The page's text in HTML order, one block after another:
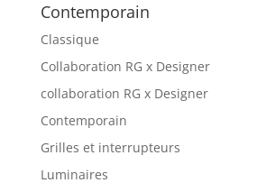
Contemporain
Classique
Collaboration RG x Designer
collaboration RG x Designer
Contemporain
Grilles et interrupteurs
Luminaires